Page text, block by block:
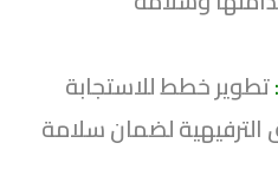
:تطوير خطط للاستجابة
لضمان سلامة